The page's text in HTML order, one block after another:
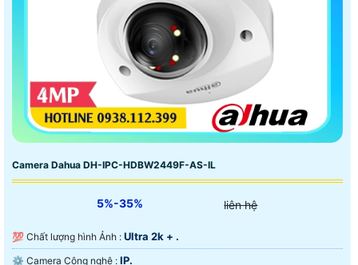
Camera Dahua DH-IPC-HDBW2449F-AS-IL
5%-35% liên hệ
💯 Chất lượng hình Ảnh : Ultra 2k + .
⚙ Camera Công nghệ : IP.